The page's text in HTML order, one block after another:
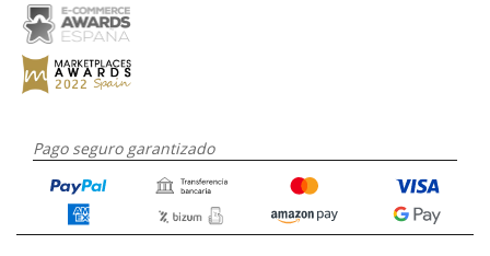
Pago seguro garantizado